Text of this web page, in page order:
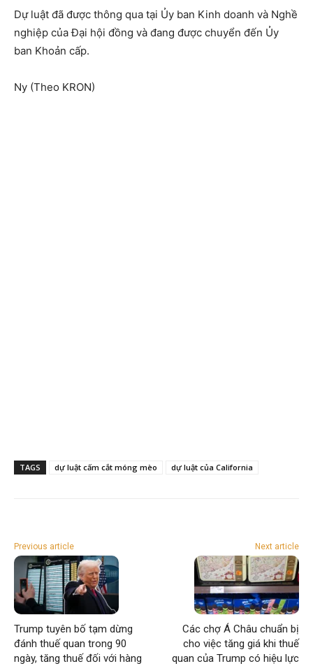
Dự luật đã được thông qua tại Ủy ban Kinh doanh và Nghề
nghiệp của Đại hội đồng và đang được chuyển đến Ủy
ban Khoản cấp.
Ny (Theo KRON)
TAGS dự luật cấm cắt móng mèo dự luật của California
Previous article
Trump tuyên bố tạm dừng
đánh thuế quan trong 90
ngày, tăng thuế đối với hàng
Next article
Các chợ Á Châu chuẩn bị
cho việc tăng giá khi thuế
quan của Trump có hiệu lực